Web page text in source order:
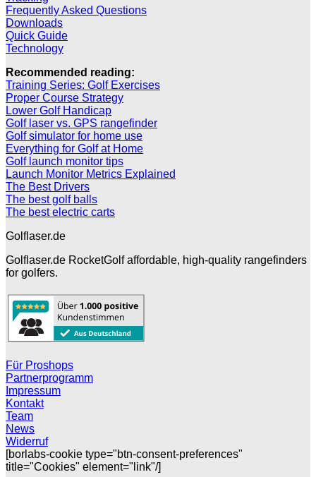
Frequently Asked Questions
Downloads
Quick Guide
Technology
Recommended reading:
Training Series: Golf Exercises
Proper Course Strategy
Lower Golf Handicap
Golf laser vs. GPS rangefinder
Golf simulator for home use
Everything for Golf at Home
Golf launch monitor tips
Launch Monitor Metrics Explained
The Best Drivers
The best golf balls
The best electric carts
Golflaser.de
Golflaser.de RocketGolf affordable, high-quality rangefinders
for golfers.
Für Proshops
Partnerprogramm
Impressum
Kontakt
Team
News
Widerruf
[borlabs-cookie type="btn-consent-preferences"
title="Cookies" element="link"/]